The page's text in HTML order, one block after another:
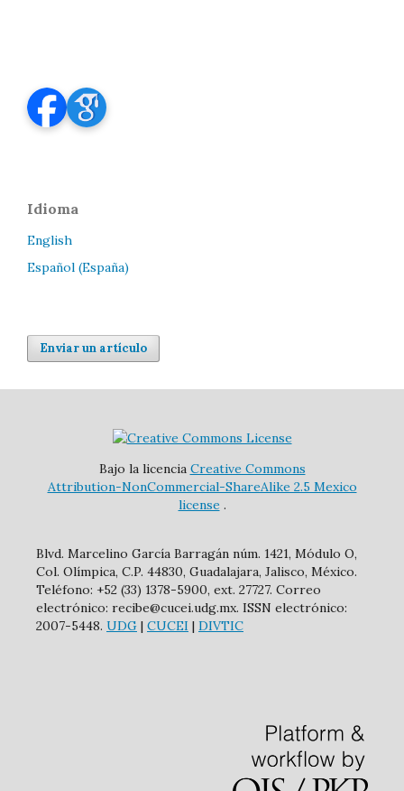
Idioma
English
Español (España)
Enviar un artículo
Bajo la licencia Creative Commons
Attribution-NonCommercial-ShareAlike 2.5 Mexico
license .
Blvd. Marcelino García Barragán núm. 1421, Módulo O,
Col. Olímpica, C.P. 44830, Guadalajara, Jalisco, México.
Teléfono: +52 (33) 1378-5900, ext. 27727. Correo
electrónico: recibe@cucei.udg.mx. ISSN electrónico:
2007-5448. UDG | CUCEI | DIVTIC